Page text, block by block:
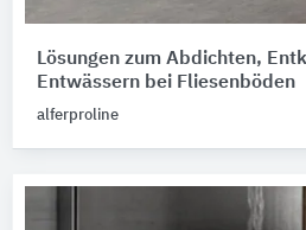
Lösungen zum Abdichten,
Entwässern bei Fliesenböden
alferproline